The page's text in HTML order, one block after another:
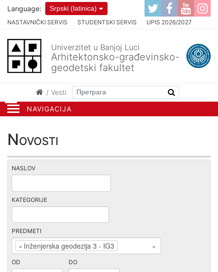
NAVIGACIJA
NASTAVNIČKI SERVIS STUDENTSKI SERVIS UPIS 2026/2027
Language: Srpski (latinica)
Univerzitet u Banjoj Luci
Arhitektonsko-građevinsko-
geodetski fakultet
Vesti
Novosti
NASLOV
KATEGORIJE
PREDMETI
×
× Inženjerska geodezija 3 - IG3
OD DO